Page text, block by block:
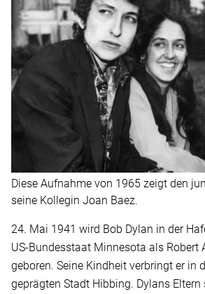
Diese Aufnahme von 1965 zeigt den
seine Kollegin Joan Baez.
24. Mai 1941 wird Bob Dylan in der
US-Bundesstaat Minnesota als Robert
geboren. Seine Kindheit verbringt er in
geprägten Stadt Hibbing. Dylans